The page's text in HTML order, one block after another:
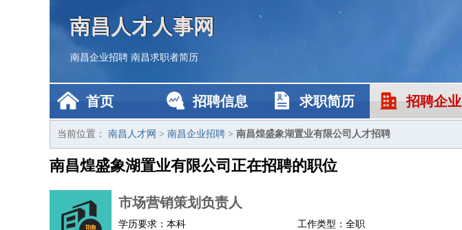
南昌人才人事网
南昌企业招聘 南昌求职者简历
首页 招聘信息 求职简历 招聘企业
当前位置： 南昌人才网 > 南昌企业招聘 > 南昌煌盛象湖置业有限公司人才招聘
南昌煌盛象湖置业有限公司正在招聘的职位
市场营销策划负责人
学历要求：本科 工作类型：全职